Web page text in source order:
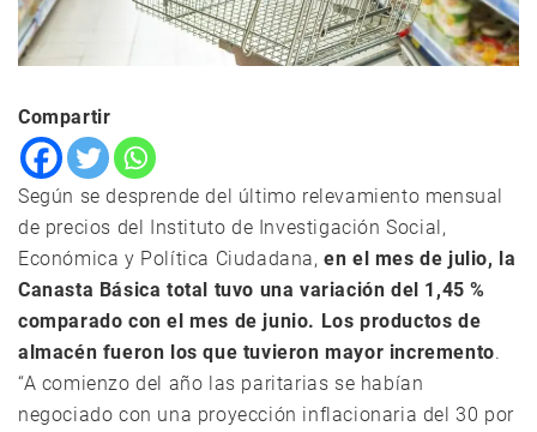
Compartir
Según se desprende del último relevamiento mensual
de precios del Instituto de Investigación Social,
Económica y Política Ciudadana,en el mes de julio, la
Canasta Básica total tuvo una variación del 1,45 %
comparado con el mes de junio. Los productos de
almacén fueron los que tuvieron mayor incremento.
“A comienzo del año las paritarias se habían
negociado con una proyección inflacionaria del 30 por